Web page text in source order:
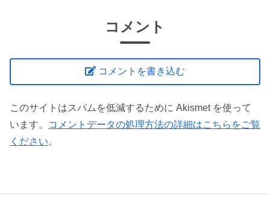
コメント
コメントを書き込む
このサイトはスパムを低減するために Akismet を使って
います。
コメントデータの処理方法の詳細はこちらをご覧
ください。